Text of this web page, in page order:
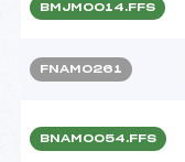
BMJM0014.FFS
FNAM0261
BNAM0054.FFS